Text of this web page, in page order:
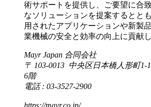
術サポートを提供し、ご要望に合
なソリューションを提案するとと
用されたアプリケーションや新製
業機械の安全と効率の向上に貢献し
Mayr Japan 合同会社
〒 103-0013 中央区日本橋人形町1-
6階
電話 : 03-3527-2900